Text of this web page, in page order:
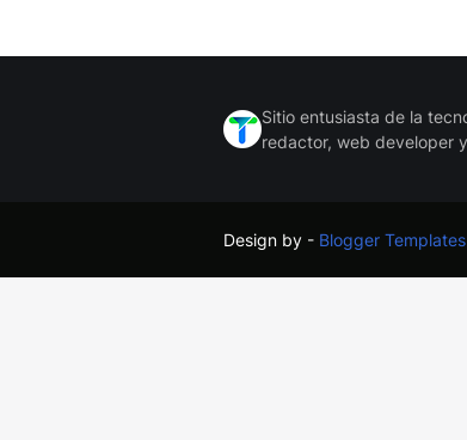
Sitio entusiasta de la
redactor, web developer
Design by - Blogger Templates